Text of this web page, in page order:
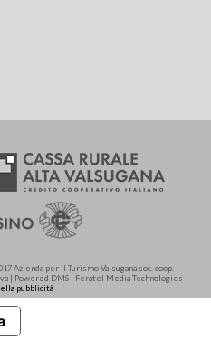
Azienda per il Turismo Valsugana soc. coop.
| Powered DMS - Feratel Media Technologies
pubblicità